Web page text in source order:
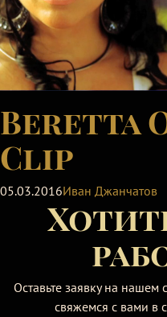
Beretta
Clip
05.03.2016Иван Джанчатов
Оставьте заявку на
свяжемся с вами в